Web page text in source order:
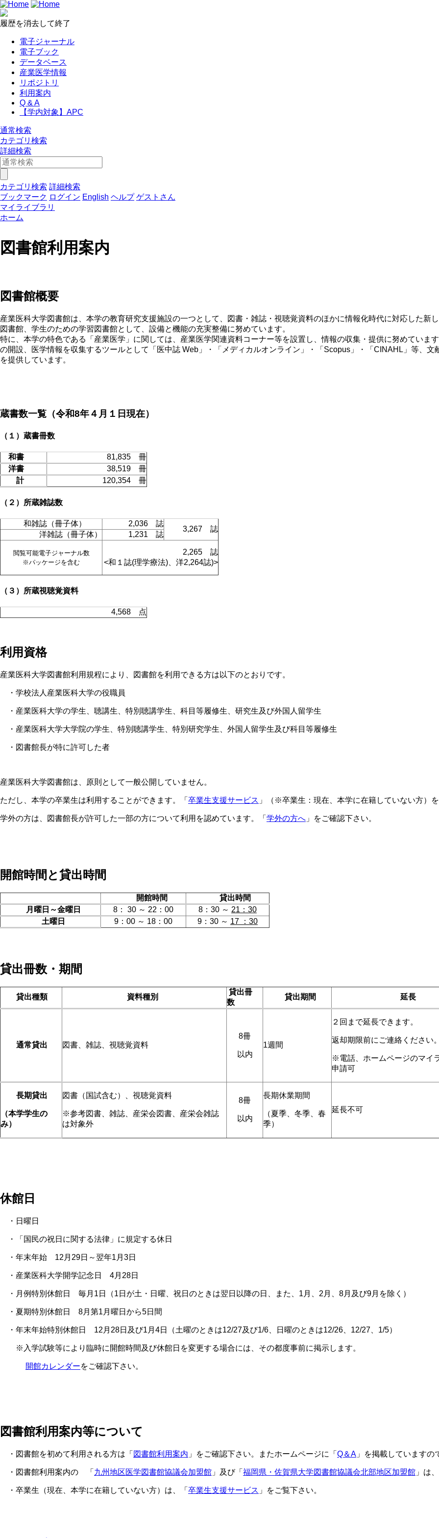
履歴を消去して終了
電子ジャーナル
電子ブック
データベース
産業医学情報
リポジトリ
利用案内
Q & A
【学内対象】APC
通常検索
カテゴリ検索
詳細検索
カテゴリ検索 詳細検索
ブックマーク ログイン English ヘルプ ゲストさん
マイライブラリ
ホーム
図書館利用案内
図書館概要
産業医科大学図書館は、本学の教育研究支援施設の一つとして、図書・雑誌・視聴覚資料のほかに情報化時代に対応した新
図書館、学生のための学習図書館として、設備と機能の充実整備に努めています。
特に、本学の特色である「産業医学」に関しては、産業医学関連資料コーナー等を設置し、情報の収集・提供に努めていま
の開設、医学情報を収集するツールとして「医中誌 Web」・「メディカルオンライン」・「Scopus」・「CINAHL」等、
を提供しています。
蔵書数一覧（令和8年４月１日現在）
（１）蔵書冊数
和書
81,835 冊
洋書
38,519 冊
計
120,354 冊
（２）所蔵雑誌数
和雑誌（冊子体） 2,036 誌
3,267 誌
洋雑誌（冊子体） 1,231 誌
閲覧可能電子ジャーナル数
※パッケージを含む
2,265 誌
<和１誌(理学療法)、洋2,264誌)>
（３）所蔵視聴覚資料
4,568 点
利用資格
産業医科大学図書館利用規程により、図書館を利用できる方は以下のとおりです。
・学校法人産業医科大学の役職員
・産業医科大学の学生、聴講生、特別聴講学生、科目等履修生、研究生及び外国人留学生
・産業医科大学大学院の学生、特別聴講学生、特別研究学生、外国人留学生及び科目等履修生
・図書館長が特に許可した者
産業医科大学図書館は、原則として一般公開していません。
ただし、本学の卒業生は利用することができます。「 卒業生支援サービス 」（※卒業生：現在、本学に在籍していない方）を
学外の方は、図書館長が許可した一部の方について利用を認めています。「 学外の方へ 」をご確認下さい。
開館時間と貸出時間
開館時間
貸出時間
月曜日～金曜日
8： 30 ～ 22：00 8：30 ～ 21：30
土曜日
9：00 ～ 18：00 9：30 ～ 17 ：30
貸出冊数・期間
貸出種類 資料種別
貸出冊
数
貸出期間 延長
通常貸出 図書、雑誌、視聴覚資料
8冊
以内
1週間
２回まで延長できます。
返却期限前にご連絡ください。
※電話、ホームページのマイ
申請可
長期貸出
（本学学生の
み）
図書（国試含む）、視聴覚資料
※参考図書、雑誌、産栄会図書、産栄会雑誌
は対象外
8冊
以内
長期休業期間
（夏季、冬季、春
季）
延長不可
休館日
・日曜日
・「国民の祝日に関する法律」に規定する休日
・年末年始 12月29日～翌年1月3日
・産業医科大学開学記念日 4月28日
・月例特別休館日 毎月1日（1日が土・日曜、祝日のときは翌日以降の日、また、1月、2月、8月及び9月を除く）
・夏期特別休館日 8月第1月曜日から5日間
・年末年始特別休館日 12月28日及び1月4日（土曜のときは12/27及び1/6、日曜のときは12/26、12/27、1/5）
※入学試験等により臨時に開館時間及び休館日を変更する場合には、その都度事前に掲示します。
開館カレンダーをご確認下さい。
図書館利用案内等について
・図書館を初めて利用される方は「 図書館利用案内 」をご確認下さい。またホームページに「 Q＆A 」を掲載していますの
・図書館利用案内の 「 九州地区医学図書館協議会加盟館 」及び「 福岡県・佐賀県大学図書館協議会北部地区加盟館 」は
・卒業生（現在、本学に在籍していない方）は、「 卒業生支援サービス 」をご覧下さい。